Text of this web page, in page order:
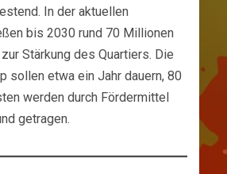
In der aktuellen
bis 2030 rund 70 Millionen
Stärkung des Quartiers. Die
sollen etwa ein Jahr dauern, 80
werden durch Fördermittel
getragen.